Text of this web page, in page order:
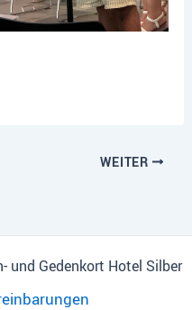
WEITER
und Gedenkort Hotel Silber